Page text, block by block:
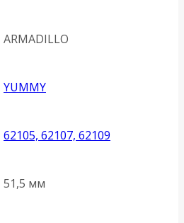
ARMADILLO
YUMMY
62105, 62107, 62109
51,5 мм